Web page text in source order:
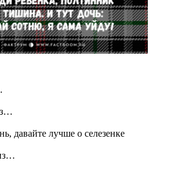
давайте лучше о селезенке